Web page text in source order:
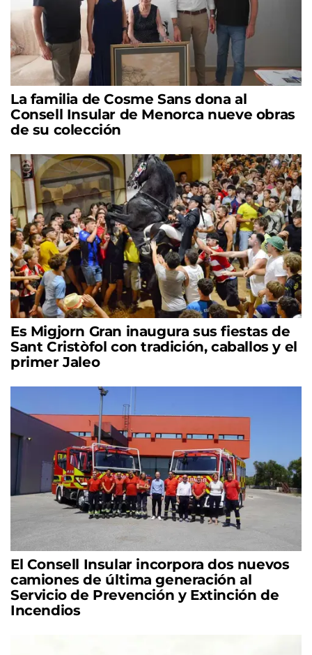
La familia de Cosme Sans dona al
Consell Insular de Menorca nueve obras
de su colección
Es Migjorn Gran inaugura sus fiestas de
Sant Cristòfol con tradición, caballos y el
primer Jaleo
El Consell Insular incorpora dos nuevos
camiones de última generación al
Servicio de Prevención y Extinción de
Incendios